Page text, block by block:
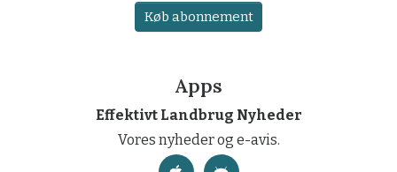
Køb abonnement
Apps
Effektivt Landbrug Nyheder
Vores nyheder og e-avis.